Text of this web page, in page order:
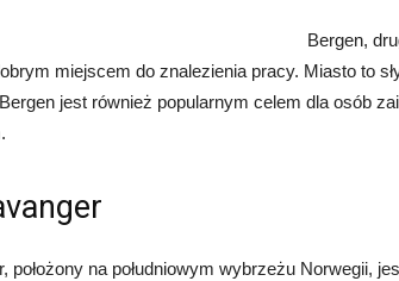
Bergen,
miejscem do znalezienia pracy. Miasto to
jest również popularnym celem dla osób
położony na południowym wybrzeżu Norwegii,